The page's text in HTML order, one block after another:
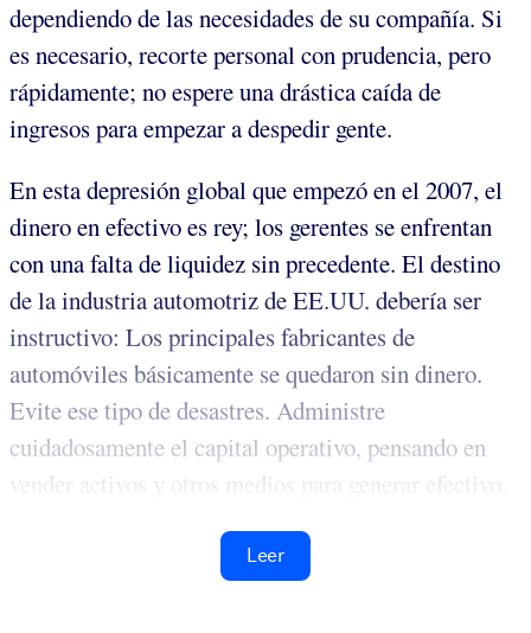
dependiendo de las necesidades de su compañía. Si
es necesario, recorte personal con prudencia, pero
rápidamente; no espere una drástica caída de
ingresos para empezar a despedir gente.
En esta depresión global que empezó en el 2007, el
dinero en efectivo es rey; los gerentes se enfrentan
con una falta de liquidez sin precedente. El destino
de la industria automotriz de EE.UU. debería ser
instructivo: Los principales fabricantes de
automóviles básicamente se quedaron sin dinero.
Evite ese tipo de desastres. Administre
cuidadosamente el capital operativo, pensando en
vender activos y otros medios para generar efectivo.
Leer